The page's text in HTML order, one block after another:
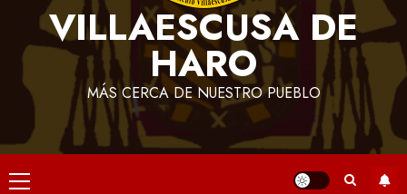
VILLAESCUSA DE
HARO
MÁS CERCA DE NUESTRO PUEBLO
Menú